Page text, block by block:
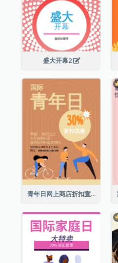
盛大开幕2
青年日网上商店折扣宣传单张